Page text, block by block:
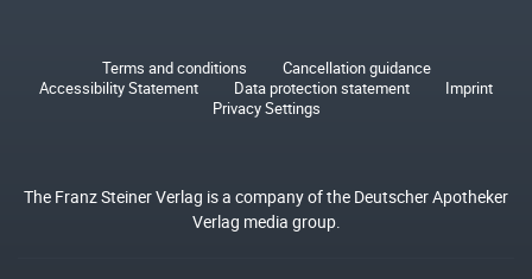
Terms and conditions
Cancellation guidance
Accessibility Statement
Data protection statement
Imprint
Privacy Settings
The Franz Steiner Verlag is a company of the Deutscher Apotheker
Verlag media group.